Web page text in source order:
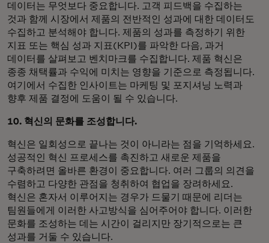
데이터는 무엇보다 중요합니다. 고객 피드백을 수집하는
것과 함께 시장에서 제품의 전반적인 성과에 대한 데이터도
수집하고 분석해야 합니다. 제품의 성과를 측정하기 위한
지표 또는 핵심 성과 지표(KPI)를 파악한 다음, 과거
데이터를 살펴보고 벤치마크를 수집합니다. 제품 혁신은
종종 채택률과 수익에 미치는 영향을 기준으로 측정됩니다.
여기에서 수집한 인사이트는 마케팅 및 포지셔닝 노력과
향후 제품 결정에 도움이 될 수 있습니다.
10. 혁신의 문화를 조성합니다.
혁신은 일회성으로 끝나는 것이 아니라는 점을 기억하세요.
성공적인 혁신 프로세스를 촉진하고 새로운 제품을
구축하려면 올바른 환경이 중요합니다. 여러 그룹의 의견을
수렴하고 다양한 관점을 청취하여 협업을 장려하세요.
혁신은 혼자서 이루어지는 경우가 드물기 때문에 리더는
팀원들에게 이러한 사고방식을 심어주어야 합니다. 이러한
문화를 조성하는 데는 시간이 걸리지만 장기적으로는 큰
성과를 거둘 수 있습니다.